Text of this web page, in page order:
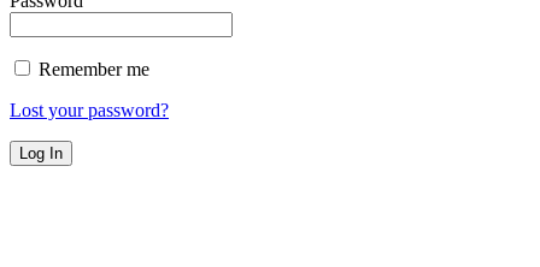
Remember me
Lost your password?